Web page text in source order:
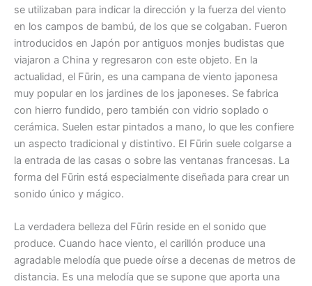
se utilizaban para indicar la dirección y la fuerza del viento
en los campos de bambú, de los que se colgaban. Fueron
introducidos en Japón por antiguos monjes budistas que
viajaron a China y regresaron con este objeto. En la
actualidad, el Fūrin, es una campana de viento japonesa
muy popular en los jardines de los japoneses. Se fabrica
con hierro fundido, pero también con vidrio soplado o
cerámica. Suelen estar pintados a mano, lo que les confiere
un aspecto tradicional y distintivo. El Fūrin suele colgarse a
la entrada de las casas o sobre las ventanas francesas. La
forma del Fūrin está especialmente diseñada para crear un
sonido único y mágico.
La verdadera belleza del Fūrin reside en el sonido que
produce. Cuando hace viento, el carillón produce una
agradable melodía que puede oírse a decenas de metros de
distancia. Es una melodía que se supone que aporta una